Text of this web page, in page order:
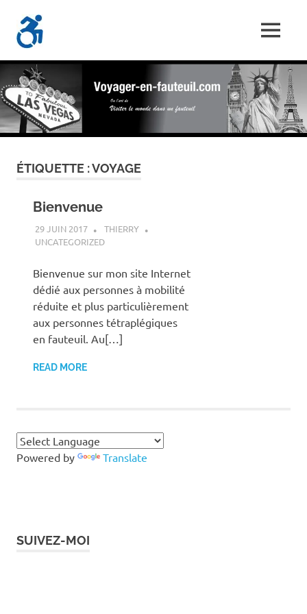
content
En-
Fauteuil.com
Aventures
d'un
handi-
voyageur
MENU
ÉTIQUETTE :VOYAGE
Bienvenue
29 JUIN 2017
THIERRY
UNCATEGORIZED
Bienvenue sur mon site Internet
dédié aux personnes à mobilité
réduite et plus particulièrement
aux personnes tétraplégiques
en fauteuil. Au[…]
READ MORE
Powered by Translate
SUIVEZ-MOI